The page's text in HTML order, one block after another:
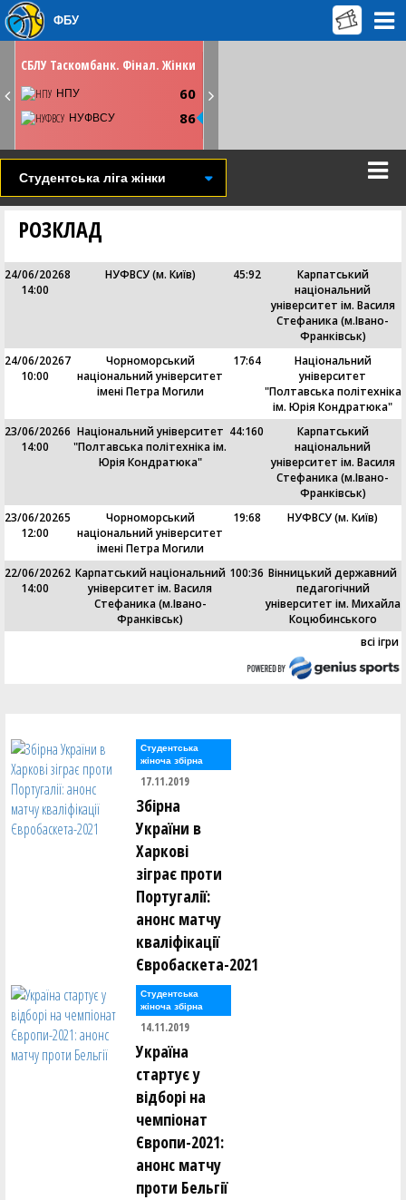
СБЛУ Таскомбанк. Фінал. Жінки
НПУ 60
НУФВСУ 86
ФБУ
Студентська ліга жінки
РОЗКЛАД
24/06/2026
14:00
8 НУФВСУ (м. Київ) 45:92
Карпатський
національний
університет ім. Василя
Стефаника (м.Івано-
Франківськ)
24/06/2026
10:00
7
Чорноморський
національний університет
імені Петра Могили
17:64
Національний
університет
"Полтавська політехніка
ім. Юрія Кондратюка"
23/06/2026
14:00
6 Національний університет
"Полтавська політехніка ім.
Юрія Кондратюка"
44:160
Карпатський
національний
університет ім. Василя
Стефаника (м.Івано-
Франківськ)
23/06/2026
12:00
5
Чорноморський
національний університет
імені Петра Могили
19:68 НУФВСУ (м. Київ)
22/06/2026
14:00
2 Карпатський національний
університет ім. Василя
Стефаника (м.Івано-
Франківськ)
100:36 Вінницький державний
педагогічний
університет ім. Михайла
Коцюбинського
всі ігри
Студентська
жіноча збірна
17.11.2019
Збірна
України в
Харкові
зіграє проти
Португалії:
анонс матчу
кваліфікації
Євробаскета-2021
Студентська
жіноча збірна
14.11.2019
Україна
стартує у
відборі на
чемпіонат
Європи-2021:
анонс матчу
проти Бельгії